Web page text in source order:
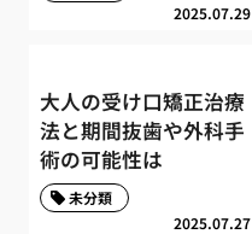
2025.07.29
大人の受け口矯正治療
法と期間抜歯や外科手
術の可能性は
2025.07.27
未分類